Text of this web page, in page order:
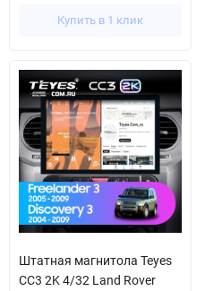
Купить в 1 клик
Штатная магнитола Teyes
CC3 2K 4/32 Land Rover